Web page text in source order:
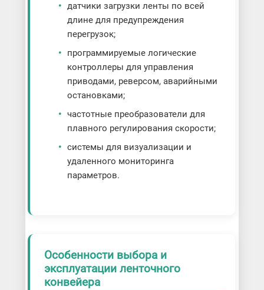
датчики загрузки ленты по всей
длине для предупреждения
перегрузок;
программируемые логические
контроллеры для управления
приводами, реверсом, аварийными
остановками;
частотные преобразователи для
плавного регулирования скорости;
системы для визуализации и
удаленного мониторинга
параметров.
Особенности выбора и
эксплуатации ленточного
конвейера